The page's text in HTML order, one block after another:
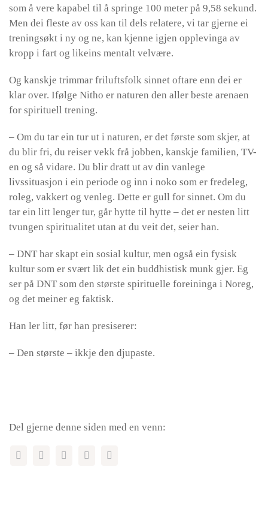
som å vere kapabel til å springe 100 meter på 9,58 sekund.
Men dei fleste av oss kan til dels relatere, vi tar gjerne ei
treningsøkt i ny og ne, kan kjenne igjen opplevinga av
kropp i fart og likeins mentalt velvære.
Og kanskje trimmar friluftsfolk sinnet oftare enn dei er
klar over. Ifølge Nitho er naturen den aller beste arenaen
for spirituell trening.
– Om du tar ein tur ut i naturen, er det første som skjer, at
du blir fri, du reiser vekk frå jobben, kanskje familien, TV-
en og så vidare. Du blir dratt ut av din vanlege
livssituasjon i ein periode og inn i noko som er fredeleg,
roleg, vakkert og venleg. Dette er gull for sinnet. Om du
tar ein litt lenger tur, går hytte til hytte – det er nesten litt
tvungen spiritualitet utan at du veit det, seier han.
– DNT har skapt ein sosial kultur, men også ein fysisk
kultur som er svært lik det ein buddhistisk munk gjer. Eg
ser på DNT som den største spirituelle foreininga i Noreg,
og det meiner eg faktisk.
Han ler litt, før han presiserer:
– Den største – ikkje den djupaste.
Del gjerne denne siden med en venn: